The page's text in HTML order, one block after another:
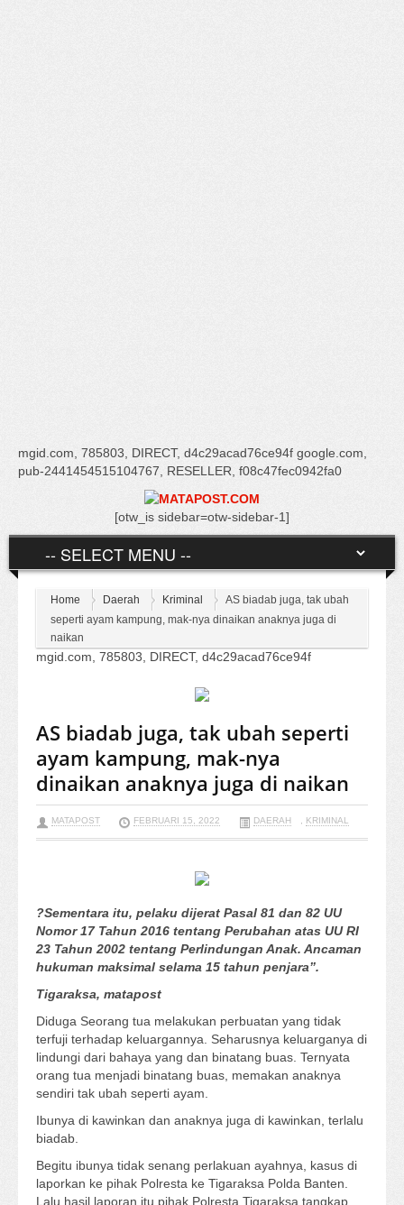
mgid.com, 785803, DIRECT, d4c29acad76ce94f google.com,
pub-2441454515104767, RESELLER, f08c47fec0942fa0
[otw_is sidebar=otw-sidebar-1]
Home Daerah Kriminal
AS biadab juga, tak ubah
seperti ayam kampung, mak-nya dinaikan anaknya juga di
naikan
mgid.com, 785803, DIRECT, d4c29acad76ce94f
AS biadab juga, tak ubah seperti
ayam kampung, mak-nya
dinaikan anaknya juga di naikan
MATAPOST FEBRUARI 15, 2022 DAERAH , KRIMINAL
?Sementara itu, pelaku dijerat Pasal 81 dan 82 UU
Nomor 17 Tahun 2016 tentang Perubahan atas UU RI
23 Tahun 2002 tentang Perlindungan Anak. Ancaman
hukuman maksimal selama 15 tahun penjara”.
Tigaraksa, matapost
Diduga Seorang tua melakukan perbuatan yang tidak
terfuji terhadap keluargannya. Seharusnya keluarganya di
lindungi dari bahaya yang dan binatang buas. Ternyata
orang tua menjadi binatang buas, memakan anaknya
sendiri tak ubah seperti ayam.
Ibunya di kawinkan dan anaknya juga di kawinkan, terlalu
biadab.
Begitu ibunya tidak senang perlakuan ayahnya, kasus di
laporkan ke pihak Polresta ke Tigaraksa Polda Banten.
Lalu hasil laporan itu pihak Polresta Tigaraksa tangkap